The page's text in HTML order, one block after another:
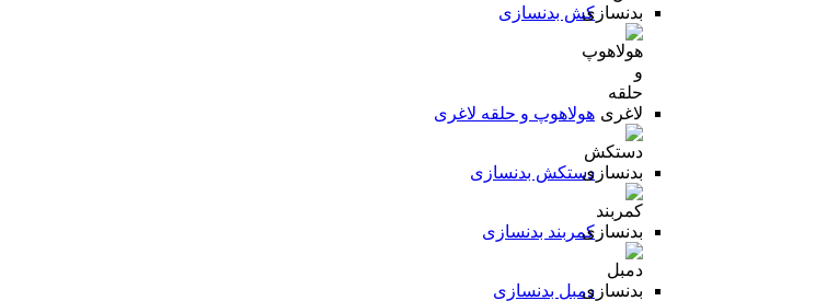
کش بدنسازی
هولاهوپ و حلقه لاغری
دستکش بدنسازی
کمربند بدنسازی
دمبل بدنسازی